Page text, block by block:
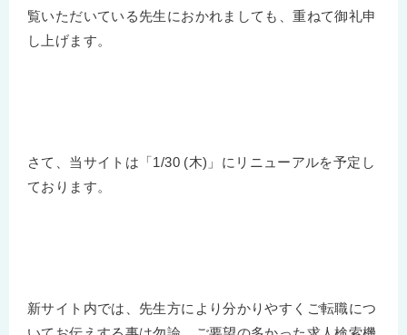
覧いただいている先生におかれましても、重ねて御礼申
し上げます。
さて、当サイトは「1/30 (木)」にリニューアルを予定し
ております。
新サイト内では、先生方により分かりやすくご転職につ